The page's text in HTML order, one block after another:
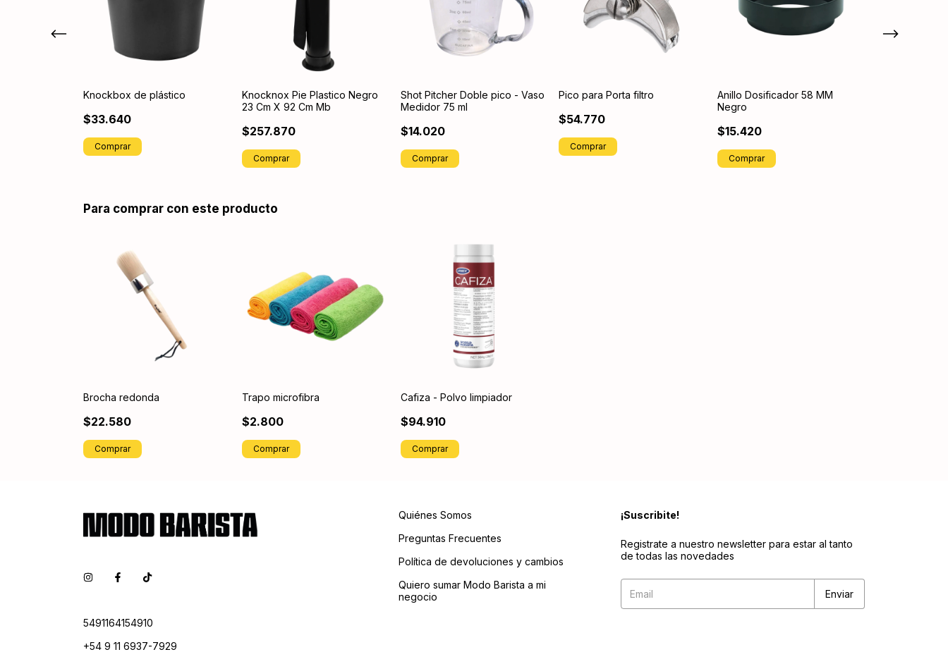
Knockbox de plástico
$33.640
Knocknox Pie Plastico Negro
23 Cm X 92 Cm Mb
$257.870
Shot Pitcher Doble pico - Vaso
Medidor 75 ml
$14.020
Pico para Porta filtro
$54.770
Comprar
Anillo Dosificador 58 MM
Negro
$15.420
Para comprar con este producto
Brocha redonda
$22.580
Comprar
Trapo microfibra
$2.800
Comprar
Cafiza - Polvo limpiador
$94.910
5491164154910
+54 9 11 6937-7929
Quiénes Somos
Preguntas Frecuentes
Política de devoluciones y cambios
Quiero sumar Modo Barista a mi
negocio
¡Suscribite!
Registrate a nuestro newsletter para estar al tanto
de todas las novedades